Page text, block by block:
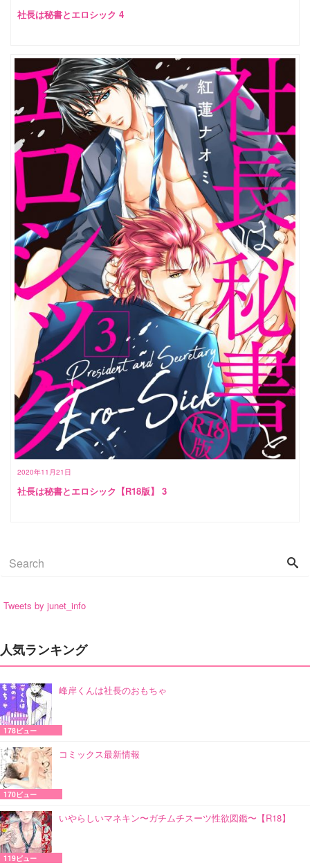
社長は秘書とエロシック 4
2020年11月21日
社長は秘書とエロシック【R18版】 3
Tweets by junet_info
人気ランキング
峰岸くんは社長のおもちゃ
178ビュー
コミックス最新情報
170ビュー
いやらしいマネキン〜ガチムチスーツ性欲図鑑〜【R18】
119ビュー